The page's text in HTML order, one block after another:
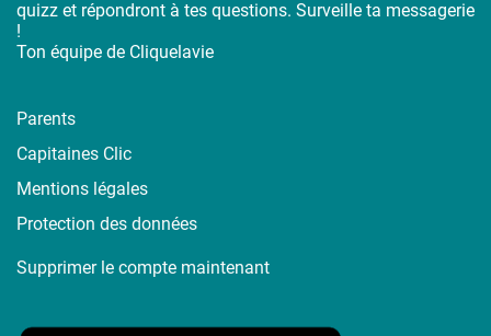
quizz et répondront à tes questions. Surveille ta messagerie
!
Ton équipe de Cliquelavie
Parents
Capitaines Clic
Mentions légales
Protection des données
Supprimer le compte maintenant